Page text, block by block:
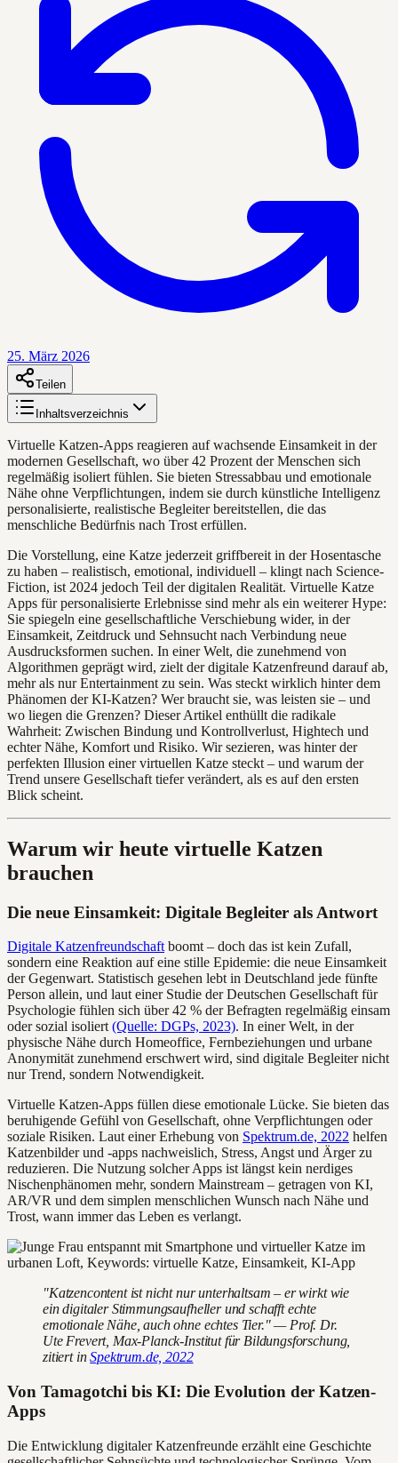
25. März 2026
Teilen
Inhaltsverzeichnis
Virtuelle Katzen-Apps reagieren auf wachsende Einsamkeit in der
modernen Gesellschaft, wo über 42 Prozent der Menschen sich
regelmäßig isoliert fühlen. Sie bieten Stressabbau und emotionale
Nähe ohne Verpflichtungen, indem sie durch künstliche Intelligenz
personalisierte, realistische Begleiter bereitstellen, die das
menschliche Bedürfnis nach Trost erfüllen.
Die Vorstellung, eine Katze jederzeit griffbereit in der Hosentasche
zu haben – realistisch, emotional, individuell – klingt nach Science-
Fiction, ist 2024 jedoch Teil der digitalen Realität. Virtuelle Katze
Apps für personalisierte Erlebnisse sind mehr als ein weiterer Hype:
Sie spiegeln eine gesellschaftliche Verschiebung wider, in der
Einsamkeit, Zeitdruck und Sehnsucht nach Verbindung neue
Ausdrucksformen suchen. In einer Welt, die zunehmend von
Algorithmen geprägt wird, zielt der digitale Katzenfreund darauf ab,
mehr als nur Entertainment zu sein. Was steckt wirklich hinter dem
Phänomen der KI-Katzen? Wer braucht sie, was leisten sie – und
wo liegen die Grenzen? Dieser Artikel enthüllt die radikale
Wahrheit: Zwischen Bindung und Kontrollverlust, Hightech und
echter Nähe, Komfort und Risiko. Wir sezieren, was hinter der
perfekten Illusion einer virtuellen Katze steckt – und warum der
Trend unsere Gesellschaft tiefer verändert, als es auf den ersten
Blick scheint.
Warum wir heute virtuelle Katzen
brauchen
Die neue Einsamkeit: Digitale Begleiter als Antwort
Digitale Katzenfreundschaft boomt – doch das ist kein Zufall,
sondern eine Reaktion auf eine stille Epidemie: die neue Einsamkeit
der Gegenwart. Statistisch gesehen lebt in Deutschland jede fünfte
Person allein, und laut einer Studie der Deutschen Gesellschaft für
Psychologie fühlen sich über 42 % der Befragten regelmäßig einsam
oder sozial isoliert (Quelle: DGPs, 2023). In einer Welt, in der
physische Nähe durch Homeoffice, Fernbeziehungen und urbane
Anonymität zunehmend erschwert wird, sind digitale Begleiter nicht
nur Trend, sondern Notwendigkeit.
Virtuelle Katzen-Apps füllen diese emotionale Lücke. Sie bieten das
beruhigende Gefühl von Gesellschaft, ohne Verpflichtungen oder
soziale Risiken. Laut einer Erhebung von Spektrum.de, 2022 helfen
Katzenbilder und -apps nachweislich, Stress, Angst und Ärger zu
reduzieren. Die Nutzung solcher Apps ist längst kein nerdiges
Nischenphänomen mehr, sondern Mainstream – getragen von KI,
AR/VR und dem simplen menschlichen Wunsch nach Nähe und
Trost, wann immer das Leben es verlangt.
"Katzencontent ist nicht nur unterhaltsam – er wirkt wie
ein digitaler Stimmungsaufheller und schafft echte
emotionale Nähe, auch ohne echtes Tier." — Prof. Dr.
Ute Frevert, Max-Planck-Institut für Bildungsforschung,
zitiert inSpektrum.de, 2022
Von Tamagotchi bis KI: Die Evolution der Katzen-
Apps
Die Entwicklung digitaler Katzenfreunde erzählt eine Geschichte